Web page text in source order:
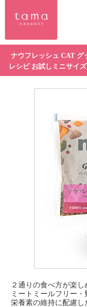
ナウフレッシュ CAT グ
レシピ お試しミニサイ
２通りの食べ方が楽
ミートミールフリー
栄養素の維持に配慮